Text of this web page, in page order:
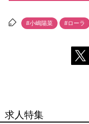
#小嶋陽菜 #ローラ
求人特集